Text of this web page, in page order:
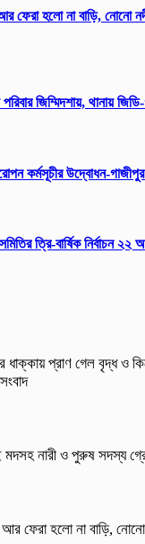
ফেরা হলো না বাড়ি, নোনো
জিম্মিদশায়, থানায়
কর্মসূচীর উদ্বোধন-
ত্রি-বার্ষিক নির্বাচন ২২
ধাক্কায় প্রাণ গেল বৃদ্ধ
মদসহ নারী ও পুরুষ সদস্য
ফেরা হলো না বাড়ি, নোনো